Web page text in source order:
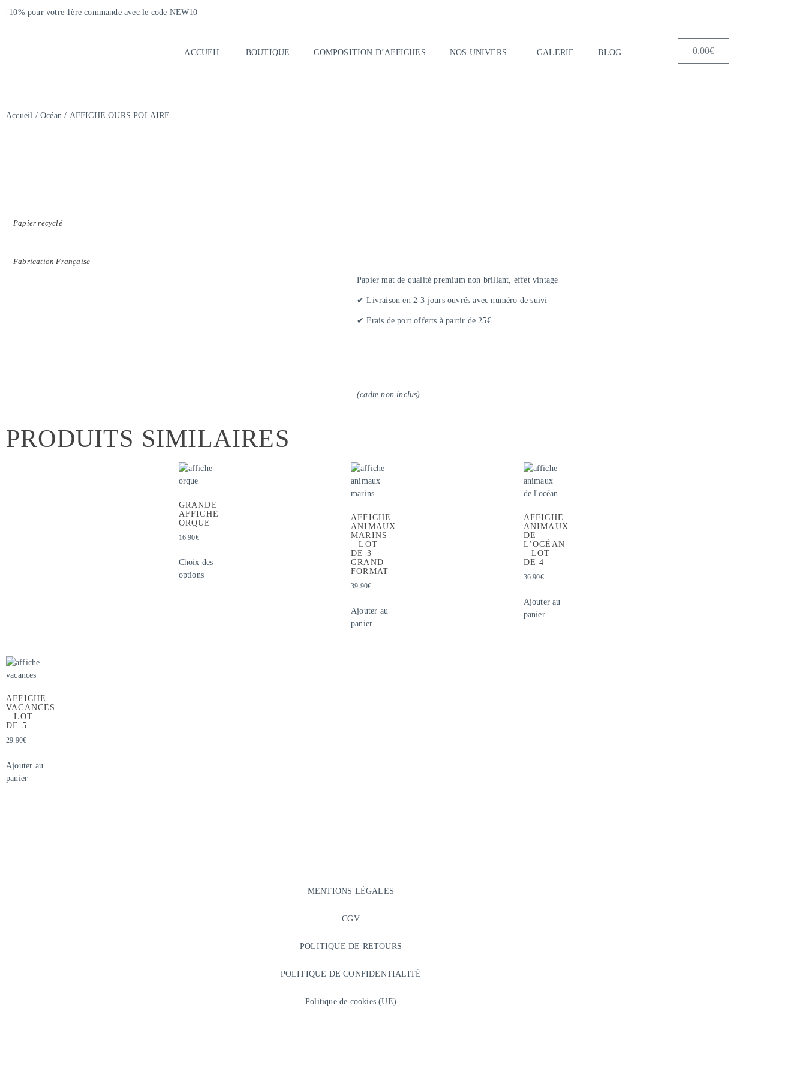
-10% pour votre 1ère commande avec le code NEW10
ACCUEIL BOUTIQUE COMPOSITION D’AFFICHES NOS UNIVERS GALERIE BLOG 0.00€
Accueil /Océan / AFFICHE OURS POLAIRE
Papier recyclé
Fabrication Française
Papier mat de qualité premium non brillant, effet vintage
✔ Livraison en 2-3 jours ouvrés avec numéro de suivi
✔ Frais de port offerts à partir de 25€
(cadre non inclus)
PRODUITS SIMILAIRES
GRANDE
AFFICHE
ORQUE
16.90€
Choix des
options
AFFICHE
ANIMAUX
MARINS
– LOT
DE 3 –
GRAND
FORMAT
39.90€
Ajouter au
panier
AFFICHE
ANIMAUX
DE
L’OCÉAN
– LOT
DE 4
36.90€
Ajouter au
panier
AFFICHE
VACANCES
– LOT
DE 5
29.90€
Ajouter au
panier
MENTIONS LÉGALES
CGV
POLITIQUE DE RETOURS
POLITIQUE DE CONFIDENTIALITÉ
Politique de cookies (UE)